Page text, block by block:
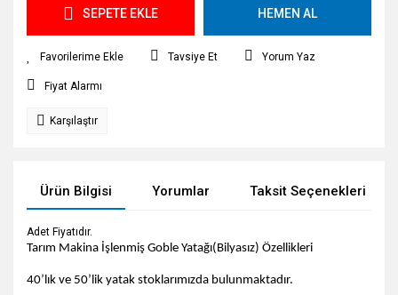
SEPETE EKLE HEMEN AL
Tavsiye Et Yorum Yaz
Fiyat Alarmı
Karşılaştır
Ürün Bilgisi Yorumlar Taksit Seçenekleri
Adet Fiyatıdır.
Tarım Makina İşlenmiş Goble Yatağı(Bilyasız) Özellikleri
40’lık ve 50’lik yatak stoklarımızda bulunmaktadır.